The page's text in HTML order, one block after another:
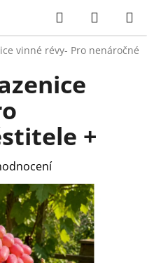
Hledat
KOŠÍK
vinné révy- Pro nenáročné
+